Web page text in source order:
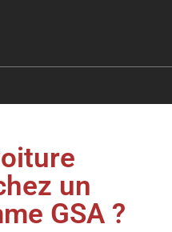
un
GSA ?